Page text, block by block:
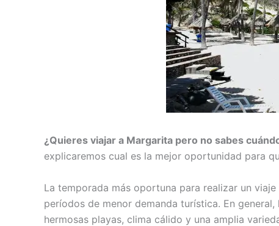
¿Quieres viajar a Margarita pero no sabes
explicaremos cual es la mejor oportunidad para
La temporada más oportuna para realizar un
períodos de menor demanda turística. En
hermosas playas, clima cálido y una amplia